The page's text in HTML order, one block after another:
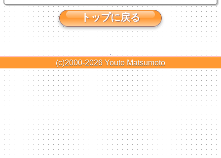
トップに戻る
(c)2000-2026 Youto Matsumoto